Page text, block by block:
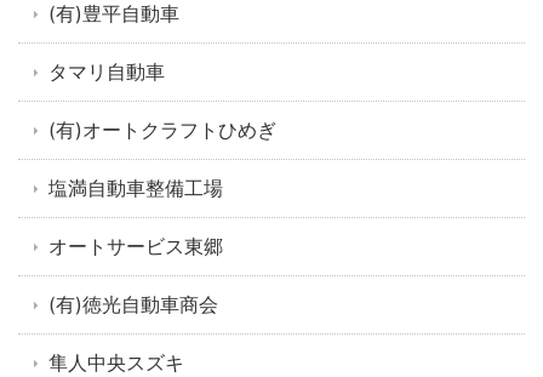
(有)豊平自動車
タマリ自動車
(有)オートクラフトひめぎ
塩満自動車整備工場
オートサービス東郷
(有)徳光自動車商会
隼人中央スズキ